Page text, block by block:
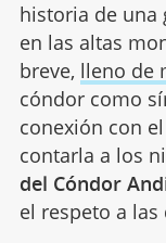
historia de una
en las altas
breve, lleno de
cóndor como
conexión con
contarla a los
del Cóndor
el respeto a